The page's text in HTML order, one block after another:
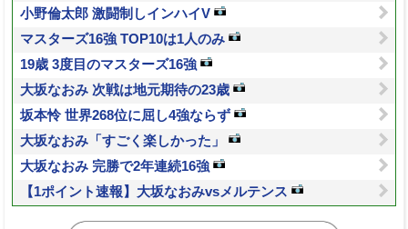
小野倫太郎 激闘制しインハイV
マスターズ16強 TOP10は1人のみ
19歳 3度目のマスターズ16強
大坂なおみ 次戦は地元期待の23歳
坂本怜 世界268位に屈し4強ならず
大坂なおみ「すごく楽しかった」
大坂なおみ 完勝で2年連続16強
【1ポイント速報】大坂なおみvsメルテンス